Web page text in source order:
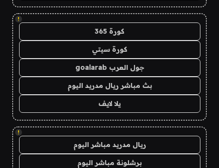
!
كورة 365
كورة سيتي
جول العرب goalarab
بث مباشر ريال مدريد اليوم
يلا لايف
!
ريال مدريد مباشر اليوم
برشلونة مباشر اليوم